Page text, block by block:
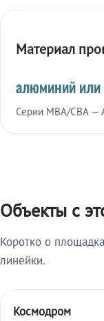
Материал
алюминий
Серии МВА/СВА —
Объекты с
Коротко о
линейки.
Космодром